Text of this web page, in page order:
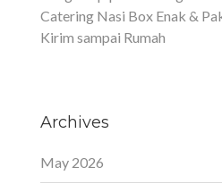
Catering Nasi Box Enak &
Kirim sampai Rumah
Archives
May 2026